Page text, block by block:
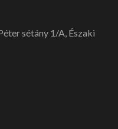
sétány 1/A, Északi